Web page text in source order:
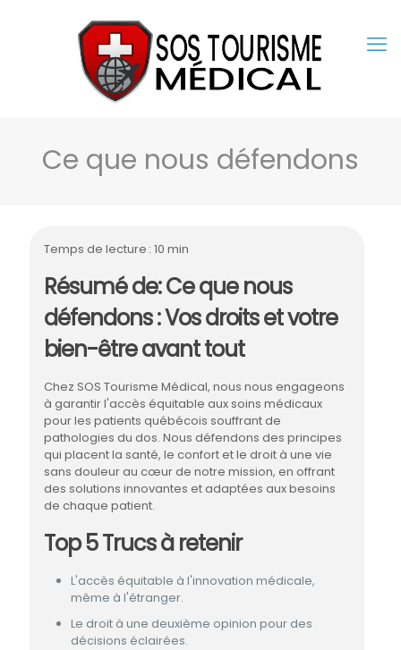
Ce que nous défendons
Temps de lecture : 10 min
Résumé de: Ce que nous
défendons : Vos droits et votre
bien-être avant tout
Chez SOS Tourisme Médical, nous nous engageons
à garantir l'accès équitable aux soins médicaux
pour les patients québécois souffrant de
pathologies du dos. Nous défendons des principes
qui placent la santé, le confort et le droit à une vie
sans douleur au cœur de notre mission, en offrant
des solutions innovantes et adaptées aux besoins
de chaque patient.
Top 5 Trucs à retenir
L'accès équitable à l'innovation médicale,
même à l'étranger.
Le droit à une deuxième opinion pour des
décisions éclairées.